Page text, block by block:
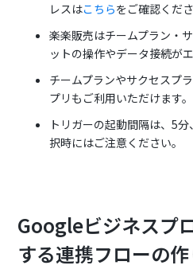
レスはこちらをご確認くださ
楽楽販売はチームプラン・
ットの操作やデータ接続が
チームプランやサクセスプ
プリもご利用いただけます。
トリガーの起動間隔は、5
択時にはご注意ください。
Googleビジネスプ
する連携フローの